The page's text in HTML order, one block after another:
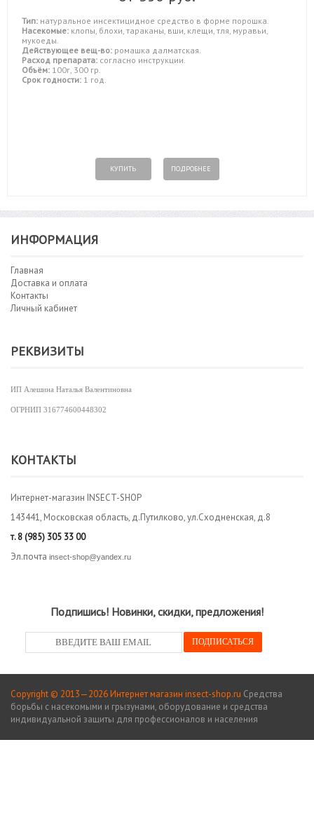
Тип: натуральное инсектицидное средство в форме порошка.
Насекомые: клопы, блохи, тараканы, вши, клещи, тля, муравьи,
мукоеды.
Действующее вещ-во: ромашка далматская.
Расход препарата: согласно инструкции.
Объём: 100г, 300 гр.
Срок годности: 1 год.
КУПИТЬ ПОДРОБНЕЕ
ИНФОРМАЦИЯ
Главная
Доставка и оплата
Контакты
Личный кабинет
РЕКВИЗИТЫ
ИП Алешина Наталья Валентиновна
ОГРНИП 316774600448302
КОНТАКТЫ
Интернет-магазин INSECT-SHOP
143441, Московская область, д.Путилково, ул.Сходненская, д.8
т.8 (985) 305 33 00
Эл.почта insect-shop@yandex.ru
Подпишись! Новинки, скидки, предложения!
Copyright © 2013—2026 Интернет магазин insect-shop.ru Средства
борьбы с насекомыми и грызунами, оборудование и средства
индивидуальной защиты для профессионалов и населения